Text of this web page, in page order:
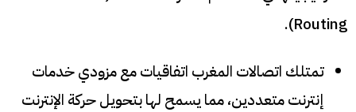
Routing).
تمتلك اتصالات المغرب اتفاقيات مع مزودي خدمات
إنترنت متعددين، مما يسمح لها بتحويل حركة الإنترنت